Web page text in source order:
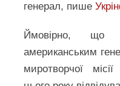
генерал, пише
Ймовірно, що
американським
миротворчої